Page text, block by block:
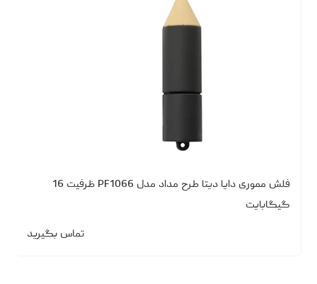
فلش مموری دایا دیتا طرح مداد مدل PF1066 ظرفیت 16
گیگابایت
تماس بگیرید